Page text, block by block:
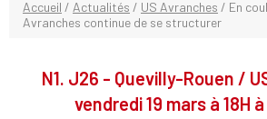
Accueil / Actualités / US Avranches / En
Avranches continue de se structurer
N1. J26 - Quevilly-Rouen /
vendredi 19 mars à 18H